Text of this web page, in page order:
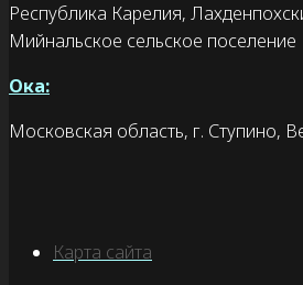
Республика Карелия,
Мийнальское сельское поселение
Ока:
Московская область, г. Ступино,
Карта сайта